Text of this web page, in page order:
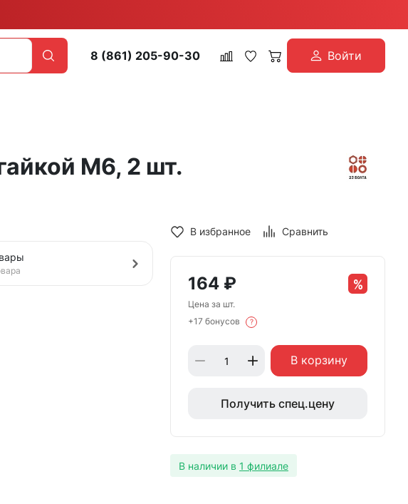
8 (861) 205-90-30 Войти
М6, 2 шт.
В избранное Сравнить
164 ₽
Цена за шт.
+17 бонусов
?
В корзину
Получить спец.цену
В наличии в 1 филиале